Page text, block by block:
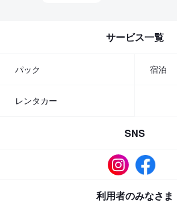
サービス一覧
パック 宿泊
レンタカー
SNS
利用者のみなさま